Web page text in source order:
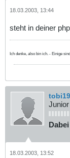
18.03.2003, 13:44
steht in deiner
Ich denke, also bin ich. - Einige sind
18.03.2003, 13:52